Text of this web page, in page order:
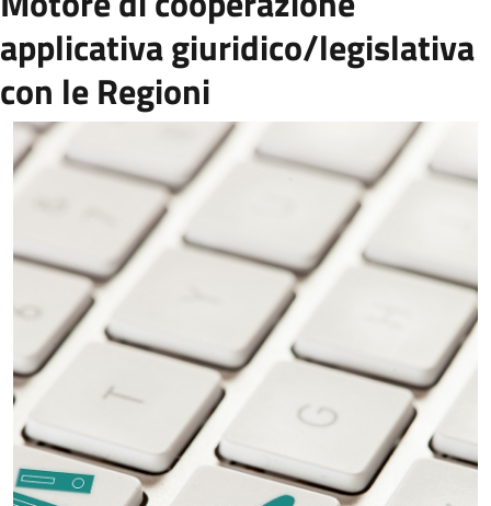
applicativa giuridico/legislativa
con le Regioni